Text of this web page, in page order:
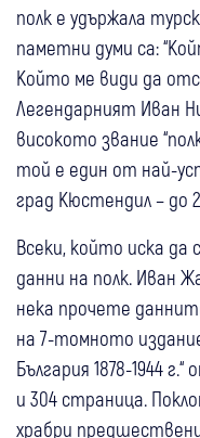
полк е удържала
паметни думи са:
Който ме види да
Легендарният Иван
високото звание
той е един от най-
град Кюстендил – до
Всеки, който иска да
данни на полк. Иван
нека прочете
на 7-томното
България 1878-1944
и 304 страница.
храбри